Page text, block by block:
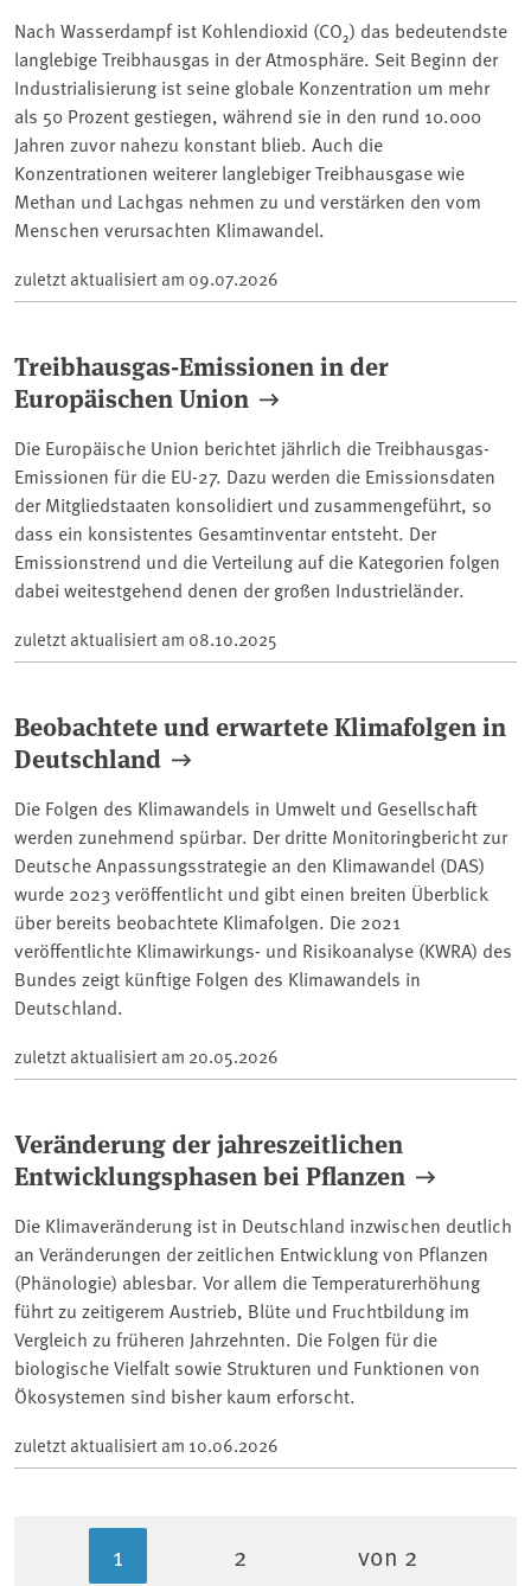
Nach Wasserdampf ist Kohlendioxid (CO₂) das bedeutendste
langlebige Treibhausgas in der Atmosphäre. Seit Beginn der
Industrialisierung ist seine globale Konzentration um mehr
als 50 Prozent gestiegen, während sie in den rund 10.000
Jahren zuvor nahezu konstant blieb. Auch die
Konzentrationen weiterer langlebiger Treibhausgase wie
Methan und Lachgas nehmen zu und verstärken den vom
Menschen verursachten Klimawandel.
zuletzt aktualisiert am 09.07.2026
Treibhausgas-Emissionen in der
Europäischen Union
Die Europäische Union berichtet jährlich die Treibhausgas-
Emissionen für die EU-27. Dazu werden die Emissionsdaten
der Mitgliedstaaten konsolidiert und zusammengeführt, so
dass ein konsistentes Gesamtinventar entsteht. Der
Emissionstrend und die Verteilung auf die Kategorien folgen
dabei weitestgehend denen der großen Industrieländer.
zuletzt aktualisiert am 08.10.2025
Beobachtete und erwartete Klimafolgen in
Deutschland
Die Folgen des Klimawandels in Umwelt und Gesellschaft
werden zunehmend spürbar. Der dritte Monitoringbericht zur
Deutsche Anpassungsstrategie an den Klimawandel (DAS)
wurde 2023 veröffentlicht und gibt einen breiten Überblick
über bereits beobachtete Klimafolgen. Die 2021
veröffentlichte Klimawirkungs- und Risikoanalyse (KWRA) des
Bundes zeigt künftige Folgen des Klimawandels in
Deutschland.
zuletzt aktualisiert am 20.05.2026
Veränderung der jahreszeitlichen
Entwicklungsphasen bei Pflanzen
Die Klimaveränderung ist in Deutschland inzwischen deutlich
an Veränderungen der zeitlichen Entwicklung von Pflanzen
(Phänologie) ablesbar. Vor allem die Temperaturerhöhung
führt zu zeitigerem Austrieb, Blüte und Fruchtbildung im
Vergleich zu früheren Jahrzehnten. Die Folgen für die
biologische Vielfalt sowie Strukturen und Funktionen von
Ökosystemen sind bisher kaum erforscht.
zuletzt aktualisiert am 10.06.2026
Aktuelle Seite
1 Seite
2 von 2